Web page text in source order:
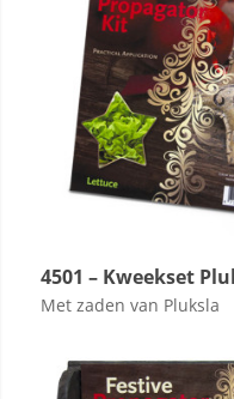
4501 – Kweekset
Met zaden van Pluksla